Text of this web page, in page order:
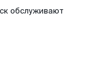
обслуживают